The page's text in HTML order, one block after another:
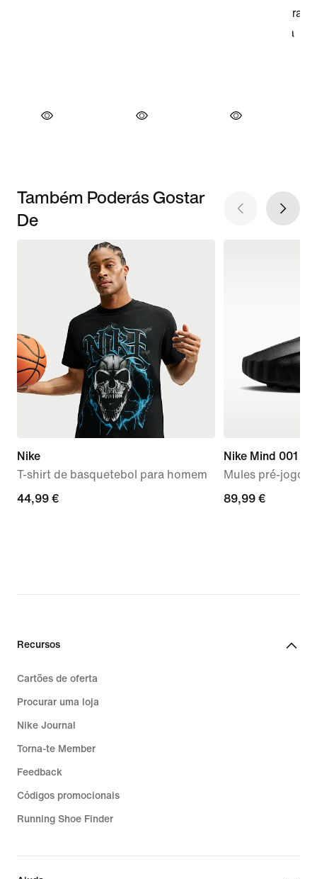
Também Poderás Gostar
De
Nike
T-shirt de basquetebol para homem
44,99
44,99 €
Nike Mind 001
Mules pré-jogo
89,99
89,99 €
Recursos
Cartões de oferta
Procurar uma loja
Nike Journal
Torna-te Member
Feedback
Códigos promocionais
Running Shoe Finder